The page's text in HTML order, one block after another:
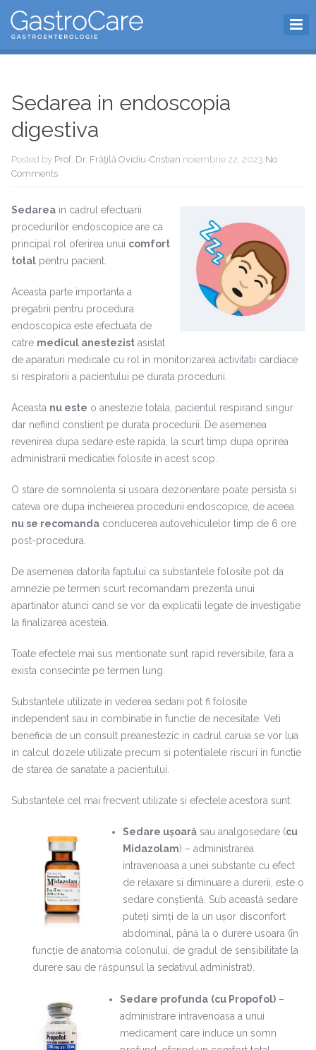
Sedarea in endoscopia
digestiva
Posted by Prof. Dr. Frăţilă Ovidiu-Cristian noiembrie 22, 2023 No
Comments
Sedareain cadrul efectuarii
procedurilor endoscopice are ca
principal rol oferirea unui comfort
totalpentru pacient.
Aceasta parte importanta a
pregatirii pentru procedura
endoscopica este efectuata de
catre medicul anestezistasistat
de aparaturi medicale cu rol in monitorizarea activitatii cardiace
si respiratorii a pacientului pe durata procedurii.
Aceasta nu este o anestezie totala, pacientul respirand singur
dar nefiind constient pe durata procedurii. De asemenea
revenirea dupa sedare este rapida, la scurt timp dupa oprirea
administrarii medicatiei folosite in acest scop.
O stare de somnolenta si usoara dezorientare poate persista si
cateva ore dupa incheierea procedurii endoscopice, de aceea
nu se recomandaconducerea autovehiculelor timp de 6 ore
post-procedura.
De asemenea datorita faptului ca substantele folosite pot da
amnezie pe termen scurt recomandam prezenta unui
apartinator atunci cand se vor da explicatii legate de investigatie
la finalizarea acesteia.
Toate efectele mai sus mentionate sunt rapid reversibile, fara a
exista consecinte pe termen lung.
Substantele utilizate in vederea sedarii pot fi folosite
independent sau in combinatie in functie de necesitate. Veti
beneficia de un consult preanestezic in cadrul caruia se vor lua
in calcul dozele utilizate precum si potentialele riscuri in functie
de starea de sanatate a pacientului.
Substantele cel mai frecvent utilizate si efectele acestora sunt:
Sedare ușoarăsau analgosedare (cu
Midazolam) – administrarea
intravenoasa a unei substante cu efect
de relaxare si diminuare a durerii, este o
sedare conștientă. Sub această sedare
puteți simți de la un ușor disconfort
abdominal, până la o durere usoara (în
funcție de anatomia colonului, de gradul de sensibilitate la
durere sau de răspunsul la sedativul administrat).
Sedare profunda (cu Propofol)–
administrare intravenoasa a unui
medicament care induce un somn